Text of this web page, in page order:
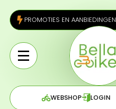
PROMOTIES EN AANBIEDINGEN
WEBSHOP LOGIN